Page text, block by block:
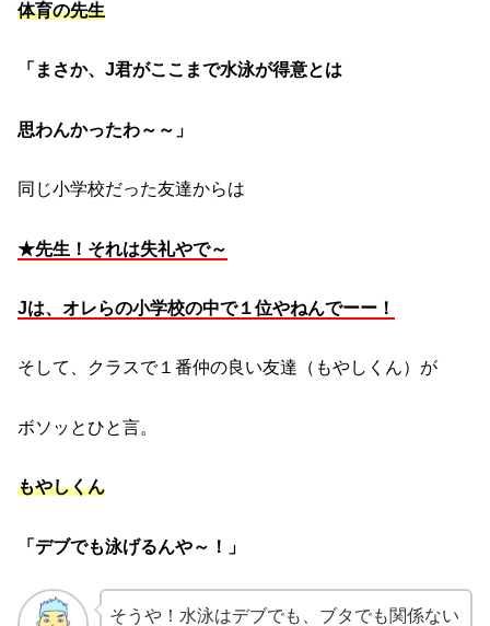
体育の先生
「まさか、J君がここまで水泳が得意とは
思わんかったわ～～」
同じ小学校だった友達からは
★先生！それは失礼やで～
Jは、オレらの小学校の中で１位やねんでーー！
そして、クラスで１番仲の良い友達（もやしくん）が
ボソッとひと言。
もやしくん
「デブでも泳げるんや～！」
そうや！水泳はデブでも、ブタでも関係ない